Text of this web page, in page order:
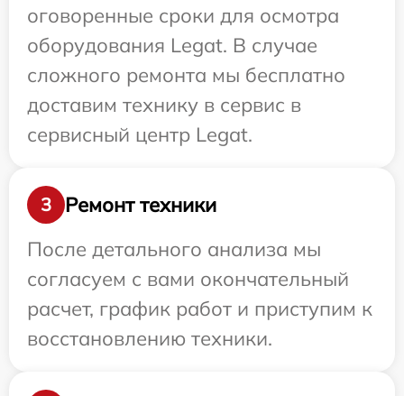
оговоренные сроки для осмотра
оборудования Legat. В случае
сложного ремонта мы бесплатно
доставим технику в сервис в
сервисный центр Legat.
3
Ремонт техники
После детального анализа мы
согласуем с вами окончательный
расчет, график работ и приступим к
восстановлению техники.